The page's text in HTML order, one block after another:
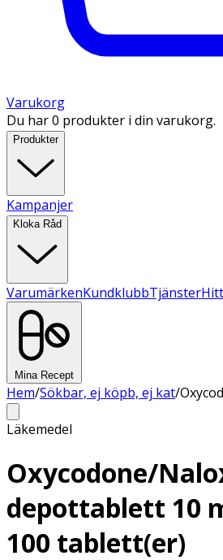
Varukorg
Du har 0 produkter i din varukorg.
Produkter
Kampanjer
Kloka Råd
VarumärkenKundklubbTjänster
Mina Recept
Hem/Sökbar, ej köpb, ej kat/
Läkemedel
Oxycodone/
depottablett 10
100 tablett(er)